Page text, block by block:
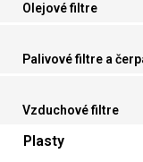
Olejové filtre
Palivové filtre a
Vzduchové filtre
Plasty